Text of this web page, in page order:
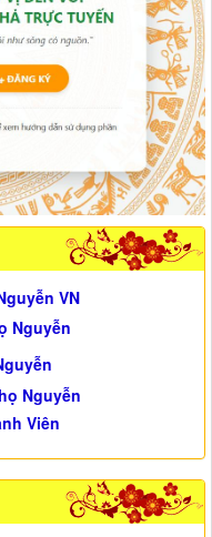
VN
Nguyễn
Nguyễn
Viên